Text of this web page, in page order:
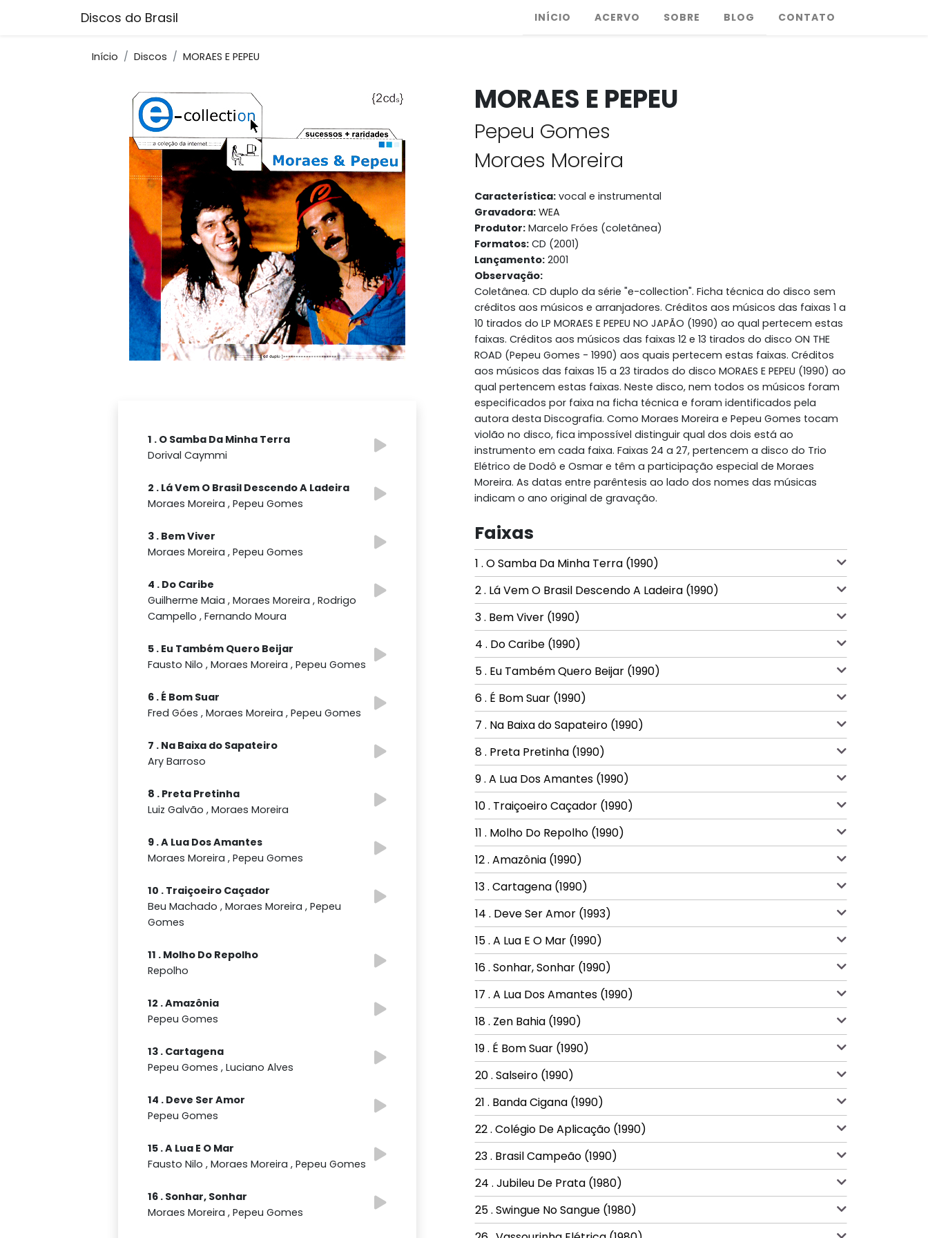
Discos do Brasil INÍCIO ACERVO SOBRE BLOG CONTATO
Início Discos MORAES E PEPEU
1 . O Samba Da Minha Terra
Dorival Caymmi
2 . Lá Vem O Brasil Descendo A Ladeira
Moraes Moreira , Pepeu Gomes
3 . Bem Viver
Moraes Moreira , Pepeu Gomes
4 . Do Caribe
Guilherme Maia , Moraes Moreira , Rodrigo
Campello , Fernando Moura
5 . Eu Também Quero Beijar
Fausto Nilo , Moraes Moreira , Pepeu Gomes
6 . É Bom Suar
Fred Góes , Moraes Moreira , Pepeu Gomes
7 . Na Baixa do Sapateiro
Ary Barroso
8 . Preta Pretinha
Luiz Galvão , Moraes Moreira
9 . A Lua Dos Amantes
Moraes Moreira , Pepeu Gomes
10 . Traiçoeiro Caçador
Beu Machado , Moraes Moreira , Pepeu
Gomes
11 . Molho Do Repolho
Repolho
12 . Amazônia
Pepeu Gomes
13 . Cartagena
Pepeu Gomes , Luciano Alves
14 . Deve Ser Amor
Pepeu Gomes
15 . A Lua E O Mar
Fausto Nilo , Moraes Moreira , Pepeu Gomes
16 . Sonhar, Sonhar
Moraes Moreira , Pepeu Gomes
MORAES E PEPEU
Pepeu Gomes
Moraes Moreira
Característica: vocal e instrumental
Gravadora: WEA
Produtor: Marcelo Fróes (coletânea)
Formatos: CD (2001)
Lançamento: 2001
Observação:
Coletânea. CD duplo da série "e-collection". Ficha técnica do disco sem
créditos aos músicos e arranjadores. Créditos aos músicos das faixas 1 a
10 tirados do LP MORAES E PEPEU NO JAPÃO (1990) ao qual pertecem estas
faixas. Créditos aos músicos das faixas 12 e 13 tirados do disco ON THE
ROAD (Pepeu Gomes - 1990) aos quais pertecem estas faixas. Créditos
aos músicos das faixas 15 a 23 tirados do disco MORAES E PEPEU (1990) ao
qual pertencem estas faixas. Neste disco, nem todos os músicos foram
especificados por faixa na ficha técnica e foram identificados pela
autora desta Discografia. Como Moraes Moreira e Pepeu Gomes tocam
violão no disco, fica impossível distinguir qual dos dois está ao
instrumento em cada faixa. Faixas 24 a 27, pertencem a disco do Trio
Elétrico de Dodô e Osmar e têm a participação especial de Moraes
Moreira. As datas entre parêntesis ao lado dos nomes das músicas
indicam o ano original de gravação.
Faixas
1 . O Samba Da Minha Terra (1990)
2 . Lá Vem O Brasil Descendo A Ladeira (1990)
3 . Bem Viver (1990)
4 . Do Caribe (1990)
5 . Eu Também Quero Beijar (1990)
6 . É Bom Suar (1990)
7 . Na Baixa do Sapateiro (1990)
8 . Preta Pretinha (1990)
9 . A Lua Dos Amantes (1990)
10 . Traiçoeiro Caçador (1990)
11 . Molho Do Repolho (1990)
12 . Amazônia (1990)
13 . Cartagena (1990)
14 . Deve Ser Amor (1993)
15 . A Lua E O Mar (1990)
16 . Sonhar, Sonhar (1990)
17 . A Lua Dos Amantes (1990)
18 . Zen Bahia (1990)
19 . É Bom Suar (1990)
20 . Salseiro (1990)
21 . Banda Cigana (1990)
22 . Colégio De Aplicação (1990)
23 . Brasil Campeão (1990)
24 . Jubileu De Prata (1980)
25 . Swingue No Sangue (1980)